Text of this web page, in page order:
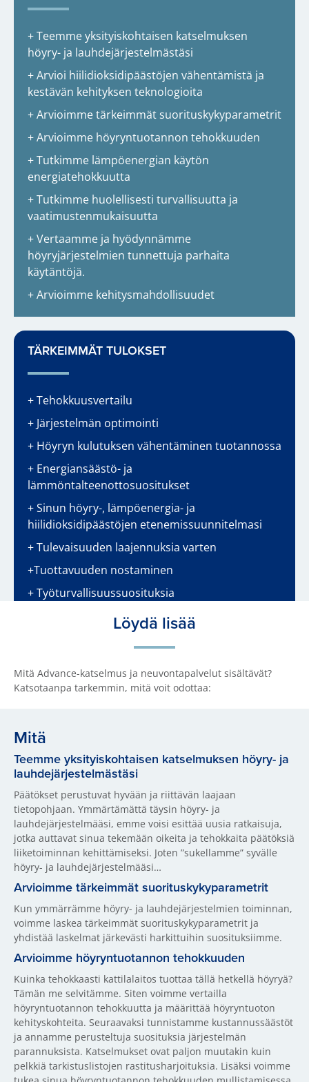
+ Teemme yksityiskohtaisen katselmuksen
höyry- ja lauhdejärjestelmästäsi
+ Arvioi hiilidioksidipäästöjen vähentämistä ja
kestävän kehityksen teknologioita
+ Arvioimme tärkeimmät suorituskykyparametrit
+ Arvioimme höyryntuotannon tehokkuuden
+ Tutkimme lämpöenergian käytön
energiatehokkuutta
+ Tutkimme huolellisesti turvallisuutta ja
vaatimustenmukaisuutta
+ Vertaamme ja hyödynnämme
höyryjärjestelmien tunnettuja parhaita
käytäntöjä.
+ Arvioimme kehitysmahdollisuudet
TÄRKEIMMÄT TULOKSET
+ Tehokkuusvertailu
+ Järjestelmän optimointi
+ Höyryn kulutuksen vähentäminen tuotannossa
+ Energiansäästö- ja
lämmöntalteenottosuositukset
+ Sinun höyry-, lämpöenergia- ja
hiilidioksidipäästöjen etenemissuunnitelmasi
+ Tulevaisuuden laajennuksia varten
+Tuottavuuden nostaminen
+ Työturvallisuussuosituksia
Löydä lisää
Mitä Advance-katselmus ja neuvontapalvelut sisältävät?
Katsotaanpa tarkemmin, mitä voit odottaa:
Mitä
Teemme yksityiskohtaisen katselmuksen höyry- ja
lauhdejärjestelmästäsi
Päätökset perustuvat hyvään ja riittävän laajaan
tietopohjaan. Ymmärtämättä täysin höyry- ja
lauhdejärjestelmääsi, emme voisi esittää uusia ratkaisuja,
jotka auttavat sinua tekemään oikeita ja tehokkaita päätöksiä
liiketoiminnan kehittämiseksi. Joten ”sukellamme” syvälle
höyry- ja lauhdejärjestelmääsi…
Arvioimme tärkeimmät suorituskykyparametrit
Kun ymmärrämme höyry- ja lauhdejärjestelmien toiminnan,
voimme laskea tärkeimmät suorituskykyparametrit ja
yhdistää laskelmat järkevästi harkittuihin suosituksiimme.
Arvioimme höyryntuotannon tehokkuuden
Kuinka tehokkaasti kattilalaitos tuottaa tällä hetkellä höyryä?
Tämän me selvitämme. Siten voimme vertailla
höyryntuotannon tehokkuutta ja määrittää höyryntuoton
kehityskohteita. Seuraavaksi tunnistamme kustannussäästöt
ja annamme perusteltuja suosituksia järjestelmän
parannuksista. Katselmukset ovat paljon muutakin kuin
pelkkiä tarkistuslistojen rastitusharjoituksia. Lisäksi voimme